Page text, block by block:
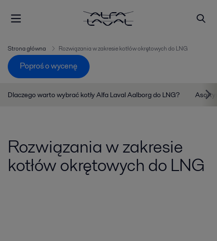
Strona główna Rozwiązania w zakresie kotłów okrętowych do LNG
Poproś o wycenę
Dlaczego warto wybrać kotły Alfa Laval Aalborg do LNG?
Rozwiązania w zakresie
kotłów okrętowych do LNG